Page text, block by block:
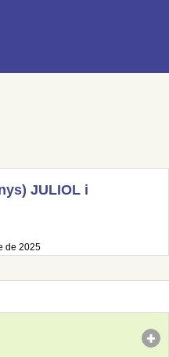
JULIOL i
de 2025